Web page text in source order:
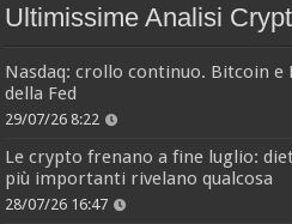
Ultimissime Analisi
Nasdaq: crollo continuo. Bitcoin
della Fed
29/07/26 8:22
Le crypto frenano a fine luglio:
più importanti rivelano qualcosa
28/07/26 16:47